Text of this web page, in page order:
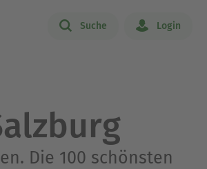
Suche Login
Die 100 schönsten